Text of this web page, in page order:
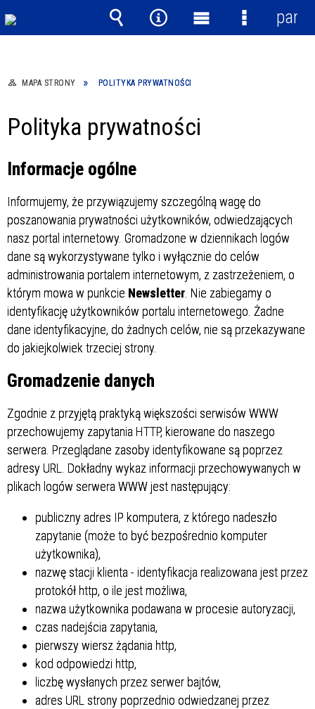
MAPA STRONY POLITYKA PRYWATNOŚCI
Polityka prywatności
Informacje ogólne
Informujemy, że przywiązujemy szczególną wagę do
poszanowania prywatności użytkowników, odwiedzających
nasz portal internetowy. Gromadzone w dziennikach logów
dane są wykorzystywane tylko i wyłącznie do celów
administrowania portalem internetowym, z zastrzeżeniem, o
którym mowa w punkcie Newsletter . Nie zabiegamy o
identyfikację użytkowników portalu internetowego. Żadne
dane identyfikacyjne, do żadnych celów, nie są przekazywane
do jakiejkolwiek trzeciej strony.
Gromadzenie danych
Zgodnie z przyjętą praktyką większości serwisów WWW
przechowujemy zapytania HTTP, kierowane do naszego
serwera. Przeglądane zasoby identyfikowane są poprzez
adresy URL. Dokładny wykaz informacji przechowywanych w
plikach logów serwera WWW jest następujący:
publiczny adres IP komputera, z którego nadeszło
zapytanie (może to być bezpośrednio komputer
użytkownika),
nazwę stacji klienta - identyfikacja realizowana jest przez
protokół http, o ile jest możliwa,
nazwa użytkownika podawana w procesie autoryzacji,
czas nadejścia zapytania,
pierwszy wiersz żądania http,
kod odpowiedzi http,
liczbę wysłanych przez serwer bajtów,
adres URL strony poprzednio odwiedzanej przez
Wyszukiwarka
Narzędzia
Menu Menu
panel